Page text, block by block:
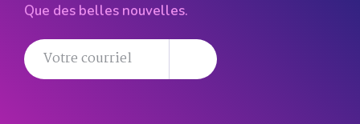
Que des belles nouvelles.